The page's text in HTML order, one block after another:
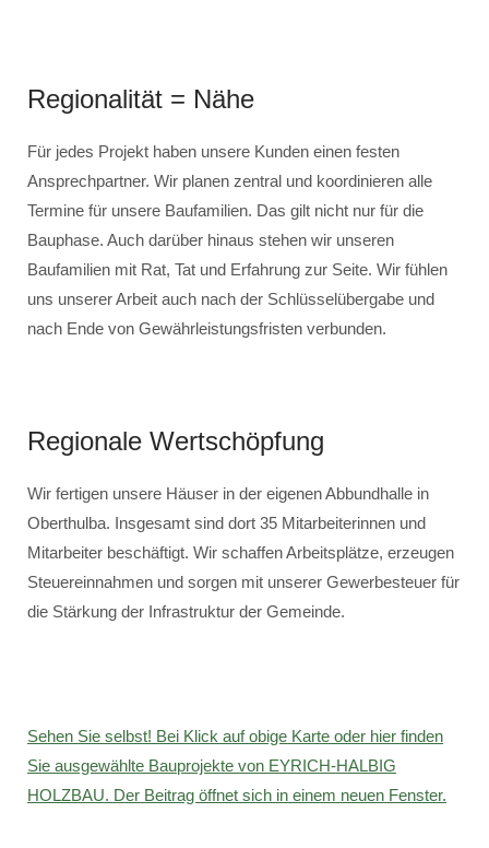
Regionalität = Nähe
Für jedes Projekt haben unsere Kunden einen festen
Ansprechpartner. Wir planen zentral und koordinieren alle
Termine für unsere Baufamilien. Das gilt nicht nur für die
Bauphase. Auch darüber hinaus stehen wir unseren
Baufamilien mit Rat, Tat und Erfahrung zur Seite. Wir fühlen
uns unserer Arbeit auch nach der Schlüsselübergabe und
nach Ende von Gewährleistungsfristen verbunden.
Regionale Wertschöpfung
Wir fertigen unsere Häuser in der eigenen Abbundhalle in
Oberthulba. Insgesamt sind dort 35 Mitarbeiterinnen und
Mitarbeiter beschäftigt. Wir schaffen Arbeitsplätze, erzeugen
Steuereinnahmen und sorgen mit unserer Gewerbesteuer für
die Stärkung der Infrastruktur der Gemeinde.
Sehen Sie selbst! Bei Klick auf obige Karte oder hier finden
Sie ausgewählte Bauprojekte von EYRICH-HALBIG
HOLZBAU. Der Beitrag öffnet sich in einem neuen Fenster.